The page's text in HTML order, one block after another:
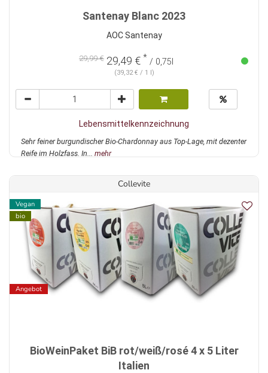
Santenay Blanc 2023
AOC Santenay
29,99 € 29,49 € * / 0,75l
(39,32 € / 1 l)
Lebensmittelkennzeichnung
Sehr feiner burgundischer Bio-Chardonnay aus Top-Lage, mit dezenter
Reife im Holzfass. In... mehr
Collevite
Vegan
bio
Angebot
BioWeinPaket BiB rot/weiß/rosé 4 x 5 Liter
Italien